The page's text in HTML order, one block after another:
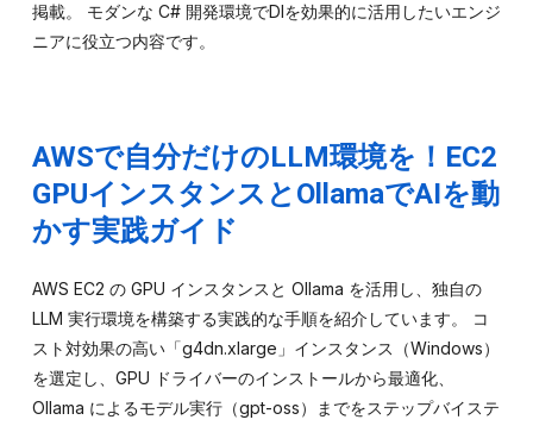
掲載。 モダンな C# 開発環境でDIを効果的に活用したいエンジ
ニアに役立つ内容です。
AWSで自分だけのLLM環境を！EC2
GPUインスタンスとOllamaでAIを動
かす実践ガイド
AWS EC2 の GPU インスタンスと Ollama を活用し、独自の
LLM 実行環境を構築する実践的な手順を紹介しています。 コ
スト対効果の高い「g4dn.xlarge」インスタンス（Windows）
を選定し、GPU ドライバーのインストールから最適化、
Ollama によるモデル実行（gpt-oss）までをステップバイステ